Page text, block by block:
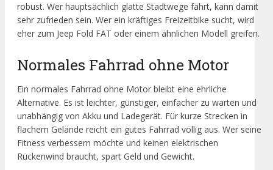
robust. Wer hauptsächlich glatte Stadtwege fährt, kann damit
sehr zufrieden sein. Wer ein kräftiges Freizeitbike sucht, wird
eher zum Jeep Fold FAT oder einem ähnlichen Modell greifen.
Normales Fahrrad ohne Motor
Ein normales Fahrrad ohne Motor bleibt eine ehrliche
Alternative. Es ist leichter, günstiger, einfacher zu warten und
unabhängig von Akku und Ladegerät. Für kurze Strecken in
flachem Gelände reicht ein gutes Fahrrad völlig aus. Wer seine
Fitness verbessern möchte und keinen elektrischen
Rückenwind braucht, spart Geld und Gewicht.